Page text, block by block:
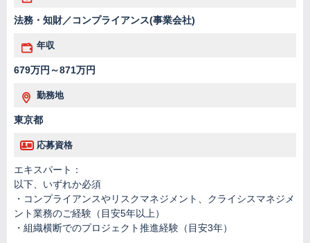
法務・知財／コンプライアンス(事業会社)
年収
679万円～871万円
勤務地
東京都
応募資格
エキスパート：
以下、いずれか必須
・コンプライアンスやリスクマネジメント、クライシスマネジメ
ント業務のご経験（目安5年以上）
・組織横断でのプロジェクト推進経験（目安3年）